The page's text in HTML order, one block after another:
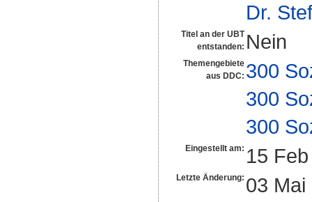
Dr.
Titel an der UBT
entstanden: Nein
Themengebiete
aus DDC: 300
300
300
Eingestellt am: 15
Letzte Änderung: 03 Mai